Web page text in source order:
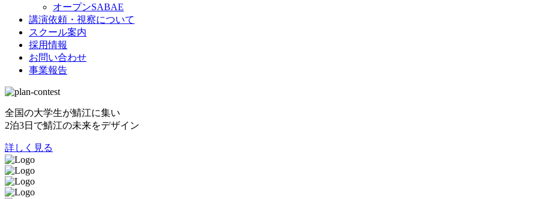
オープンSABAE
講演依頼・視察について
スクール案内
採用情報
お問い合わせ
事業報告
全国の大学生が鯖江に集い
2泊3日で鯖江の未来をデザイン
詳しく見る